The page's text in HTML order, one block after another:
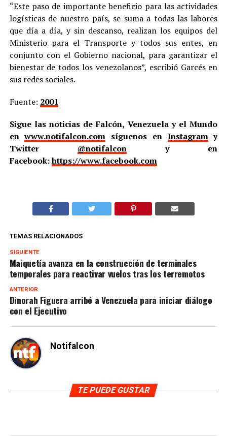
“Este paso de importante beneficio para las actividades
logísticas de nuestro país, se suma a todas las labores
que día a día, y sin descanso, realizan los equipos del
Ministerio para el Transporte y todos sus entes, en
conjunto con el Gobierno nacional, para garantizar el
bienestar de todos los venezolanos”, escribió Garcés en
sus redes sociales.
Fuente: 2001
Sigue las noticias de Falcón, Venezuela y el Mundo
enwww.notifalcon.com síguenos en Instagramy
Twitter @notifalcony en
Facebook:https://www.facebook.com
TEMAS RELACIONADOS
SIGUIENTE
Maiquetía avanza en la construcción de terminales
temporales para reactivar vuelos tras los terremotos
ANTERIOR
Dinorah Figuera arribó a Venezuela para iniciar diálogo
con el Ejecutivo
Notifalcon
TE PUEDE GUSTAR